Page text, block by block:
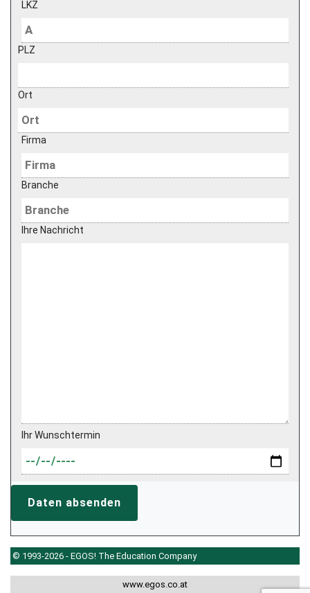
LKZ
PLZ
Ort
Firma
Branche
Ihre Nachricht
Ihr Wunschtermin
Daten absenden
© 1993-2026 - EGOS! The Education Company
www.egos.co.at